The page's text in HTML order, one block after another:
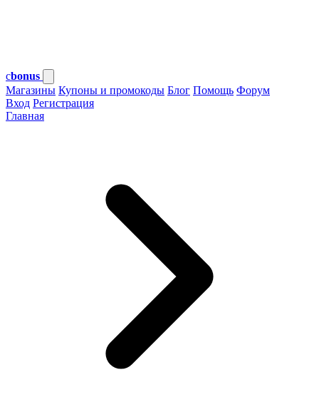
cbonus
Магазины Купоны и промокоды Блог Помощь Форум
Вход Регистрация
Главная